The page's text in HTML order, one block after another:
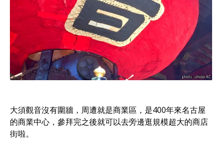
大須觀音沒有圍牆，周遭就是商業區，是400年來名古屋
的商業中心，參拜完之後就可以去旁邊逛規模超大的商店
街啦。